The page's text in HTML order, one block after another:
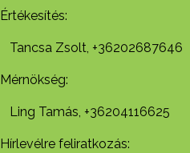
Értékesítés:
Tancsa Zsolt, +36202687646
Mérnökség:
Ling Tamás, +36204116625
Hírlevélre feliratkozás: